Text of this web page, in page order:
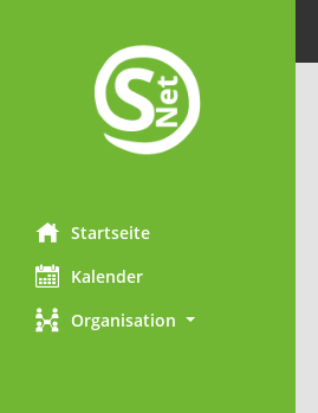
Startseite
Kalender
Organisation